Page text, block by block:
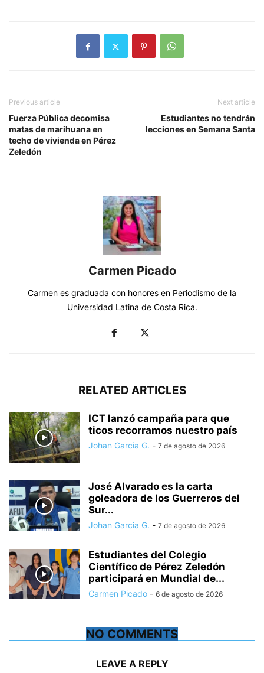
Previous article
Fuerza Pública decomisa
matas de marihuana en
techo de vivienda en Pérez
Zeledón
Next article
Estudiantes no tendrán
lecciones en Semana Santa
Carmen Picado
Carmen es graduada con honores en Periodismo de la
Universidad Latina de Costa Rica.
RELATED ARTICLES
ICT lanzó campaña para que
ticos recorramos nuestro país
Johan Garcia G. - 7 de agosto de 2026
José Alvarado es la carta
goleadora de los Guerreros del
Sur...
Johan Garcia G. - 7 de agosto de 2026
Estudiantes del Colegio
Científico de Pérez Zeledón
participará en Mundial de...
Carmen Picado - 6 de agosto de 2026
NO COMMENTS
LEAVE A REPLY